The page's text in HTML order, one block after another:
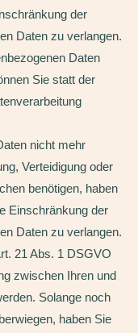
der
Daten zu verlangen.
Daten
Sie statt der
nicht mehr
Verteidigung oder
benötigen, haben
Einschränkung der
Daten zu verlangen.
21 Abs. 1 DSGVO
zwischen Ihren und
Solange noch
haben Sie